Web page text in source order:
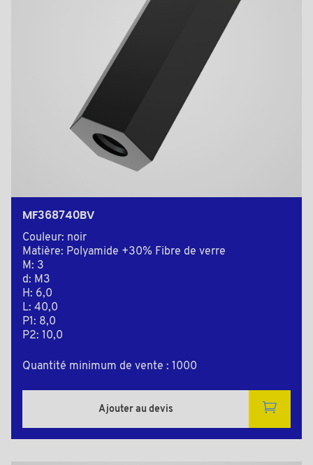
MF368740BV
Couleur: noir
Matière: Polyamide +30% Fibre de verre
M: 3
d: M3
H: 6,0
L: 40,0
P1: 8,0
P2: 10,0
Quantité minimum de vente : 1000
Ajouter au devis